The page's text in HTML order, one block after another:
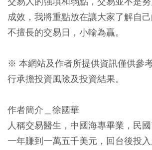
成效，我將重點放在讓大家了解自
不擅長的交易日，小輸為贏。
※ 本網站及作者所提供資訊僅供參
行承擔投資風險及投資結果。
作者簡介＿徐國華
人稱交易醫生，中國海專畢業，民
一年賺到一萬五千美元，回台後投